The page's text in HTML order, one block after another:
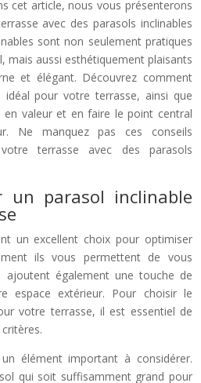
cet article, nous vous présenterons
avec des parasols inclinables
sont non seulement pratiques
mais aussi esthétiquement plaisants
et élégant. Découvrez comment
idéal pour votre terrasse, ainsi que
valeur et en faire le point central
Ne manquez pas ces conseils
terrasse avec des parasols
un parasol inclinable
un excellent choix pour optimiser
ils vous permettent de vous
également une touche de
espace extérieur. Pour choisir le
votre terrasse, il est essentiel de
élément important à considérer.
qui soit suffisamment grand pour